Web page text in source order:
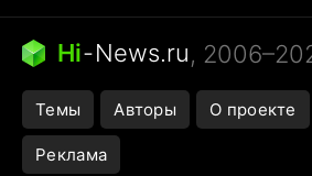
Бензин 100 vs 95
Тунцы в
Следующая пандемия
Hi-News.ru,
Темы Авторы О проекте
Реклама